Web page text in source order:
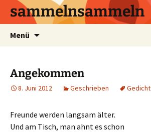
sammelnsammeln
Menü
Angekommen
8. Juni 2012 Geschrieben Gedicht
Freunde werden langsam älter.
Und am Tisch, man ahnt es schon